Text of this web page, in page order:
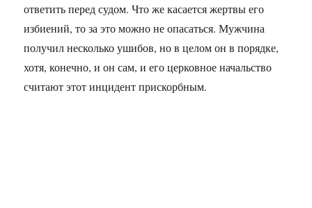
ответить перед судом. Что же касается жертвы его
избиений, то за это можно не опасаться. Мужчина
получил несколько ушибов, но в целом он в порядке,
хотя, конечно, и он сам, и его церковное начальство
считают этот инцидент прискорбным.